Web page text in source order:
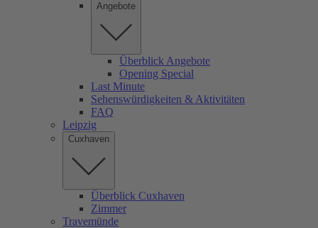
Angebote
Überblick Angebote
Opening Special
Last Minute
Sehenswürdigkeiten & Aktivitäten
FAQ
Leipzig
Cuxhaven
Überblick Cuxhaven
Zimmer
Travemünde